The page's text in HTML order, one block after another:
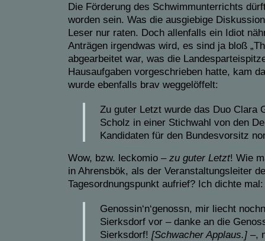
Die Förderung des Schwimmunterrichts
worden sein. Was die ausgiebige
Leser nur raten. Doch allenfalls ein Idiot
Anträgen irgendwas wird, es sind ja bloß
abgearbeitet war, was die
Hausaufgaben vorgeschrieben hatte, kam
wurde ebenfalls brav weggelöffelt:
Zu guter Letzt wurde das Duo Clara
Scholz in einer Stichwahl von den
Kandidaten für den Bundesvorsitz
Wow, bzw. leckomio – zu guter Letzt! Wie
in Ahrensbök, als der Veranstaltungsleiter
Tagesordnungspunkt aufrief? Ich dichte mal:
Genossin‘n‘genossn, mir liecht
Sierksdorf vor – danke an die
Sierksdorf! [Schwacher Applaus.] –,